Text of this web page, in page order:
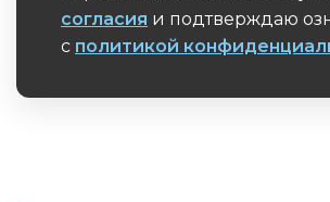
к восстановлению
согласия и подтверждаю
с политикой